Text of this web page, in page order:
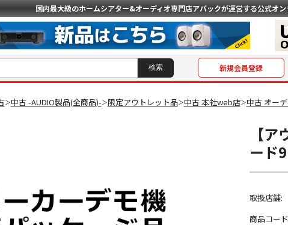
国内最大級のホームシアター&オーディオ専門店アバックが運営する公式オン
新規会員登録
＞中古 -AUDIO製品(全商品)-＞限定アウトレット品＞中古 本社web店＞中古 オー
【
ード
取扱店舗:
商品コー